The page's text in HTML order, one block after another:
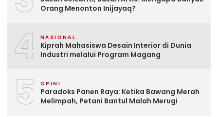
Orang Menonton Inijayaq?
4 NASIONAL
Kiprah Mahasiswa Desain Interior di Dunia
Industri melalui Program Magang
5 OPINI
Paradoks Panen Raya: Ketika Bawang Merah
Melimpah, Petani Bantul Malah Merugi